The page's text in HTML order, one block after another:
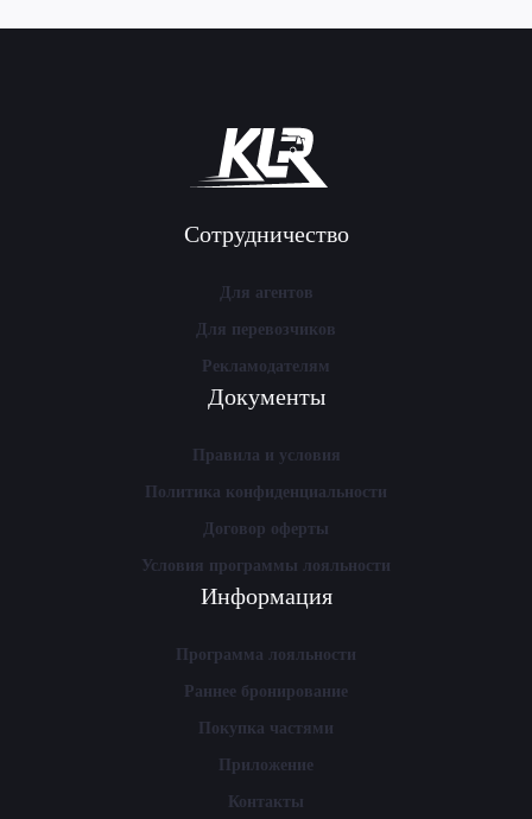
Сотрудничество
Для агентов
Для перевозчиков
Рекламодателям
Документы
Правила и условия
Политика конфиденциальности
Договор оферты
Условия программы лояльности
Информация
Программа лояльности
Раннее бронирование
Покупка частями
Приложение
Контакты